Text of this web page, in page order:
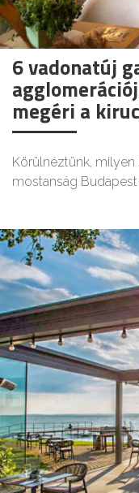
6 vadonatúj
megéri a
Körülnéztünk,
mostanság